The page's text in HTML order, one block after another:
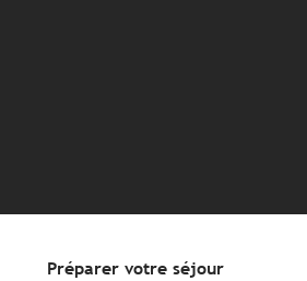
favoris
Préparer votre séjour